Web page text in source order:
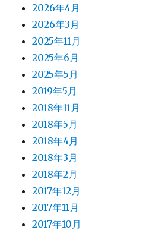
2026年4月
2026年3月
2025年11月
2025年6月
2025年5月
2019年5月
2018年11月
2018年5月
2018年4月
2018年3月
2018年2月
2017年12月
2017年11月
2017年10月